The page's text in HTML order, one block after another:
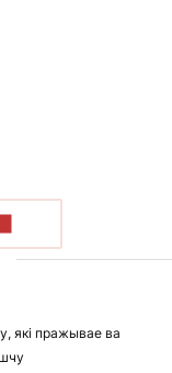
які пражывае ва